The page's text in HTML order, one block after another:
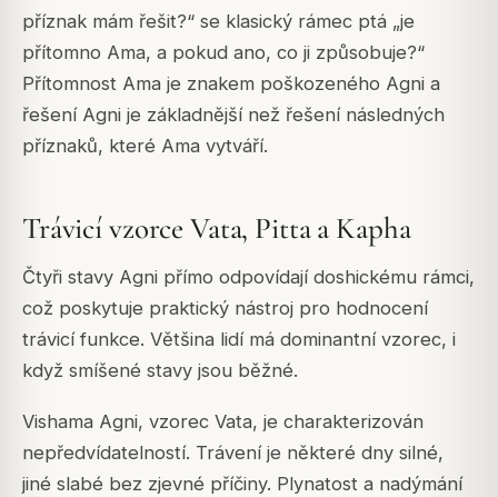
příznak mám řešit?“ se klasický rámec ptá „je
přítomno Ama, a pokud ano, co ji způsobuje?“
Přítomnost Ama je znakem poškozeného Agni a
řešení Agni je základnější než řešení následných
příznaků, které Ama vytváří.
Trávicí vzorce Vata, Pitta a Kapha
Čtyři stavy Agni přímo odpovídají doshickému rámci,
což poskytuje praktický nástroj pro hodnocení
trávicí funkce. Většina lidí má dominantní vzorec, i
když smíšené stavy jsou běžné.
Vishama Agni, vzorec Vata, je charakterizován
nepředvídatelností. Trávení je některé dny silné,
jiné slabé bez zjevné příčiny. Plynatost a nadýmání